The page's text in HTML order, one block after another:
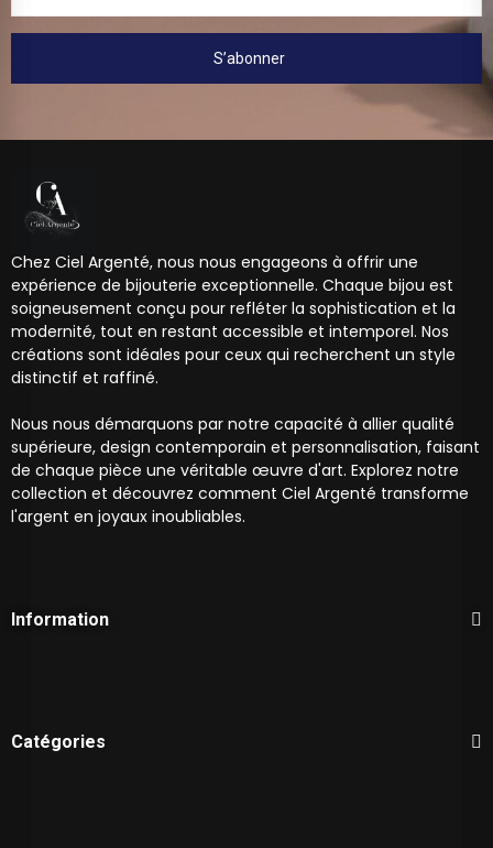
S’abonner
Chez Ciel Argenté, nous nous engageons à offrir une
expérience de bijouterie exceptionnelle. Chaque bijou est
soigneusement conçu pour refléter la sophistication et la
modernité, tout en restant accessible et intemporel. Nos
créations sont idéales pour ceux qui recherchent un style
distinctif et raffiné.
Nous nous démarquons par notre capacité à allier qualité
supérieure, design contemporain et personnalisation, faisant
de chaque pièce une véritable œuvre d'art. Explorez notre
collection et découvrez comment Ciel Argenté transforme
l'argent en joyaux inoubliables.
Information
Catégories